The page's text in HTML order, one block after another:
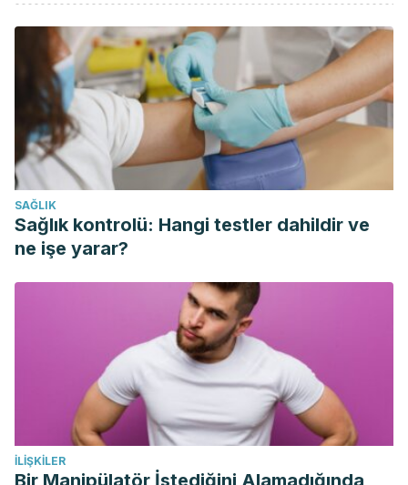
Reed, G. W., Rossi, J. E., & Cannon, C. P. (2017). Acute
myocardial infarction. The Lancet.
https://doi.org/10.1016/S0140-6736
Dutta, P., Courties, G., Wei, Y., Leuschner, F., Gorbatov, R.,
Robbins, C. S., … Nahrendorf, M. (2012). Myocardial
infarction accelerates atherosclerosis. Nature.
https://doi.org/10.1038/nature11260
Low, L. S., & Kavinsky, C. J. (2015). Myocardial infarction. In
Common Surgical Diseases: An Algorithmic Approach to
Problem Solving, Third Edition.
1-4939-1565-1_19
Mehta, L. S., Beckie, T. M., DeVon, H. A., Grines, C. L.,
Krumholz, H. M., Johnson, M. N., … Wenger, N. K. (2016).
Acute Myocardial Infarction in Women : A Scientific
Statement from the American Heart Association. Circulation.
https://doi.org/10.1161/CIR.0000000000000351
SAĞLIK
Sağlık kontrolü: Hangi testler dahildir ve
ne işe yarar?
İLIŞKILER
Bir Manipülatör İstediğini Alamadığında